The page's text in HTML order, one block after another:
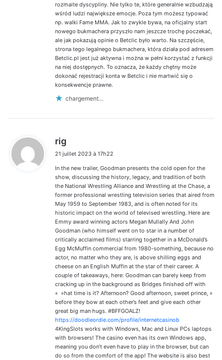
rozmaite dyscypliny. Nie tylko te, które generalnie wzbudzają
wśród ludzi największe emocje. Poza tym możesz typować
np. walki Fame MMA. Jak to zwykle bywa, na oficjalny start
nowego bukmachera przyszło nam jeszcze trochę poczekać,
ale jak pokazują opinie o Betclic było warto. Na szczęście,
strona tego legalnego bukmachera, która działa pod adresem
Betclic.pl jest już aktywna i można w pełni korzystać z funkcji
na niej dostępnych. To oznacza, że każdy chętny może
dokonać rejestracji konta w Betclic i nie martwić się o
konsekwencje prawne.
chargement…
rig
t
:
21 juillet 2023 à 17h22
In the new trailer, Goodman presents the cold open for the
show, discussing the history, legacy, and tradition of both
the National Wrestling Alliance and Wrestling at the Chase, a
former professional wrestling television series that aired from
May 1959 to September 1983, and is often noted for its
historic impact on the world of televised wrestling. Here are
Emmy award winning actors Megan Mullally And John
Goodman (who himself went on to star in a number of
critically acclaimed films) starring together in a McDonald’s
Egg McMuffin commercial from 1980-something, because no
actor, no matter who they are, is above shilling eggs and
cheese on an English Muffin at the star of their career. A
couple of takeaways, here: Goodman can barely keep from
cracking up in the background as Bridges finished off with
« »hat time is it? Afternoon? Good afternoon, sweet prince, »
before they bow at each other’s feet and give each other
great big man hugs. #BFFGOALZ!
https://doodleordie.com/profile/internetcasinob
4KingSlots works with Windows, Mac and Linux PCs laptops
with browsers! The casino even has its own Windows app,
meaning you don’t even have to play in the browser, but can
do so from the comfort of the app! The website is also best